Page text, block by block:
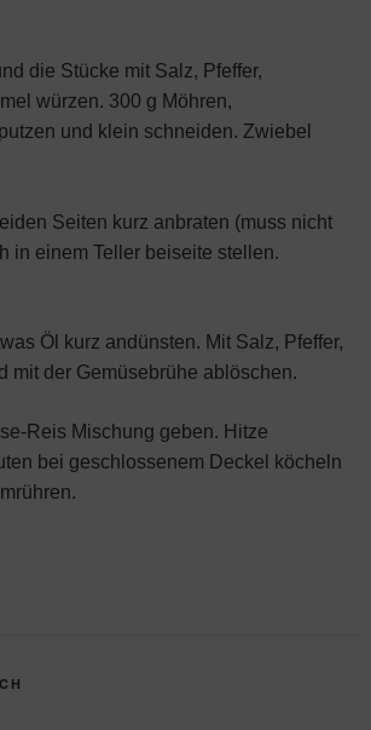
die Stücke mit Salz, Pfeffer,
würzen. 300 g Möhren,
und klein schneiden. Zwiebel
Seiten kurz anbraten (muss nicht
in einem Teller beiseite stellen.
Öl kurz andünsten. Mit Salz, Pfeffer,
mit der Gemüsebrühe ablöschen.
Reis Mischung geben. Hitze
bei geschlossenem Deckel köcheln